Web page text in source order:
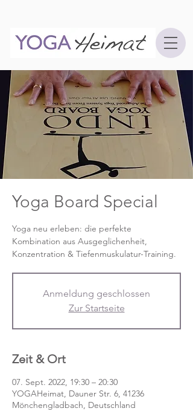
Yoga Board Special
Yoga neu erleben: die perfekte
Kombination aus Ausgeglichenheit,
Konzentration & Tiefenmuskulatur-Training.
Anmeldung geschlossen
Zur Startseite
Zeit & Ort
07. Sept. 2022, 19:30 – 20:30
YOGAHeimat, Dauner Str. 6, 41236
Mönchengladbach, Deutschland